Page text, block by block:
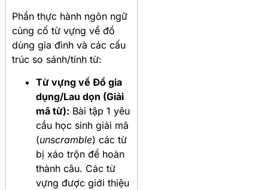
Phần thực hành ngôn ngữ
củng cố từ vựng về đồ
dùng gia đình và các cấu
trúc so sánh/tính từ:
Từ vựng về Đồ gia
dụng/Lau dọn (Giải
mã từ): Bài tập 1 yêu
cầu học sinh giải mã
(unscramble) các từ
bị xáo trộn để hoàn
thành câu. Các từ
vựng được giới thiệu